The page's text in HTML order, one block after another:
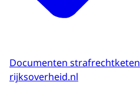
Documenten strafrechtketen
rijksoverheid.nl